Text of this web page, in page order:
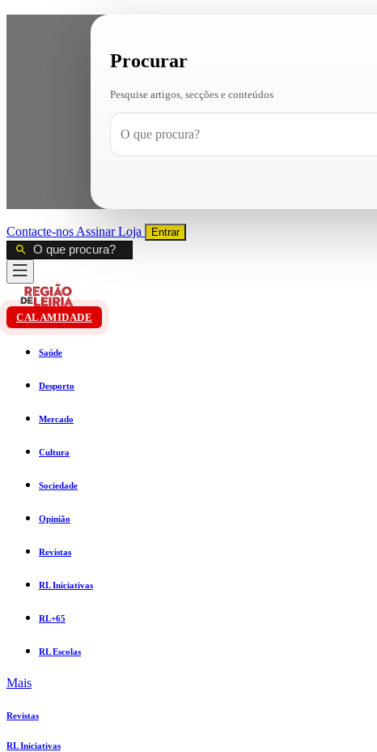
Procurar
Pesquise artigos, secções e conteúdos
Contacte-nos AssinarLoja Entrar
CALAMIDADE
Saúde
Desporto
Mercado
Cultura
Sociedade
Opinião
Revistas
RL Iniciativas
RL+65
RL Escolas
Mais
Revistas
RL Iniciativas